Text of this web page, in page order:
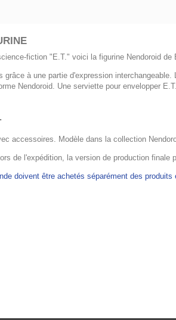
fiction "E.T." voici la figurine Nendoroid de
à une partie d'expression
Nendoroid. Une serviette pour envelopper
accessoires. Modèle dans la collection
de l'expédition, la version de production finale
doivent être achetés séparément des